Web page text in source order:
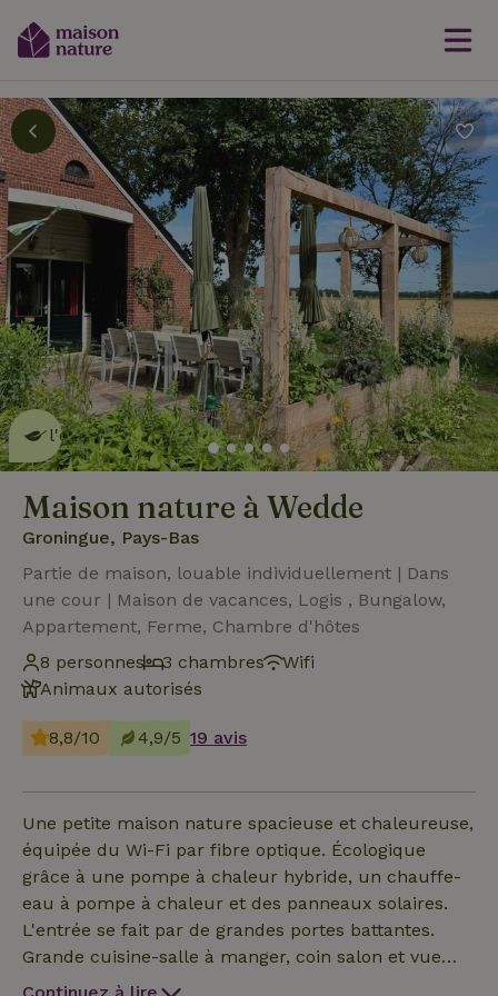
Cette Maison Nature fait de
l'effeten savoir plus
Maison nature à Wedde
Groningue, Pays-Bas
Partie de maison, louable individuellement | Dans
une cour | Maison de vacances, Logis , Bungalow,
Appartement, Ferme, Chambre d'hôtes
8 personnes
3 chambres
Wifi
Animaux autorisés
8,8/10 4,9/5 19 avis
Une petite maison nature spacieuse et chaleureuse,
équipée du Wi-Fi par fibre optique. Écologique
grâce à une pompe à chaleur hybride, un chauffe-
eau à pompe à chaleur et des panneaux solaires.
L'entrée se fait par de grandes portes battantes.
Grande cuisine-salle à manger, coin salon et vue
sur les champs. Au rez-de-chaussée, une chambre,